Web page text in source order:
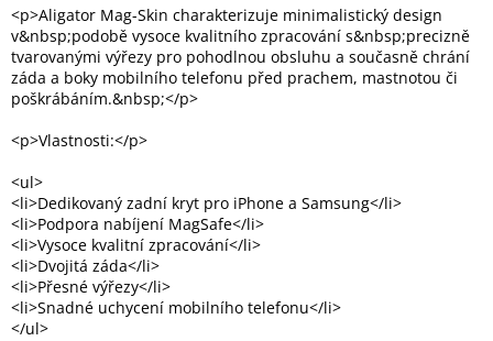
počítačů
Inpraise
Kamerové
systémy
MILESIGHT
Přihlášení
<p>Aligator Mag-Skin charakterizuje minimalistický design
v&nbsp;podobě vysoce kvalitního zpracování s&nbsp;precizně
tvarovanými výřezy pro pohodlnou obsluhu a současně chrání
záda a boky mobilního telefonu před prachem, mastnotou či
poškrábáním.&nbsp;</p>
<p>Vlastnosti:</p>
<ul>
<li>Dedikovaný zadní kryt pro iPhone a Samsung</li>
<li>Podpora nabíjení MagSafe</li>
<li>Vysoce kvalitní zpracování</li>
<li>Dvojitá záda</li>
<li>Přesné výřezy</li>
<li>Snadné uchycení mobilního telefonu</li>
</ul>